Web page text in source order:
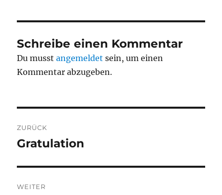
Schreibe einen Kommentar
Du musstangemeldet sein, um einen
Kommentar abzugeben.
ZURÜCK
Vorheriger
Gratulation
WEITER